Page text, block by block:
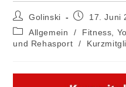
Beitrags-
Autor:
Golinski
Beitrag17. Juni
Beitrags-
Kategorie:
Allgemein /
Fitness,
und Rehasport
/